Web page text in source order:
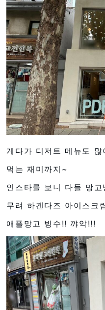
게다가 디저트 메뉴도 많
먹는 재미까지~
인스타를 보니 다들 망고
무려 하겐다즈 아이스크
애플망고 빙수!! 꺄악!!!